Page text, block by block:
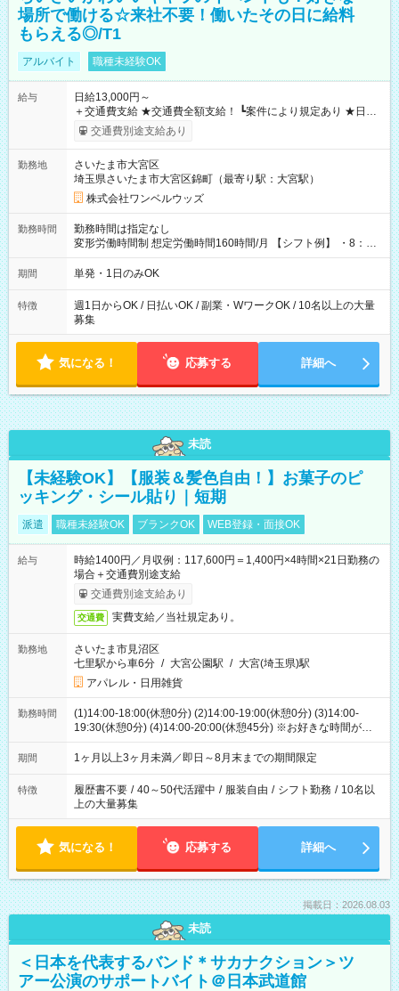
場所で働ける☆来社不要！働いたその日に給料
もらえる◎/T1
アルバイト 職種未経験OK
給与
日給13,000円～
＋交通費支給 ★交通費全額支給！ ┗案件により規定あり ★日払
いOK！（規定あり） ┗働いたその日に現金GET♪ お仕事後はコ
ンビニATMから 日払い分を引き落とせます！ 【試用期間】試
交通費別途支給あり
勤務地
さいたま市大宮区
埼玉県さいたま市大宮区錦町（最寄り駅：大宮駅）
株式会社ワンベルウッズ
勤務時間
勤務時間は指定なし
変形労働時間制 想定労働時間160時間/月 【シフト例】 ・8：00
～21：00
期間 単発・1日のみOK
特徴
週1日からOK / 日払いOK / 副業・WワークOK / 10名以上の大量
募集
気になる！ 応募する 詳細へ
未読
【未経験OK】【服装＆髪色自由！】お菓子のピ
ッキング・シール貼り｜短期
派遣 職種未経験OK ブランクOK WEB登録・面接OK
給与
時給1400円／月収例：117,600円＝1,400円×4時間×21日勤務の
場合＋交通費別途支給
交通費別途支給あり
交通費 実費支給／当社規定あり。
勤務地
さいたま市見沼区
七里駅から車6分 / 大宮公園駅 / 大宮(埼玉県)駅
アパレル・日用雑貨
勤務時間
(1)14:00-18:00(休憩0分) (2)14:00-19:00(休憩0分) (3)14:00-
19:30(休憩0分) (4)14:00-20:00(休憩45分) ※お好きな時間が選べ
ます
期間 1ヶ月以上3ヶ月未満／即日～8月末までの期間限定
特徴 履歴書不要 / 40～50代活躍中 / 服装自由 / シフト勤務 / 10名以
上の大量募集
気になる！ 応募する 詳細へ
掲載日：2026.08.03
未読
＜日本を代表するバンド＊サカナクション＞ツ
アー公演のサポートバイト＠日本武道館